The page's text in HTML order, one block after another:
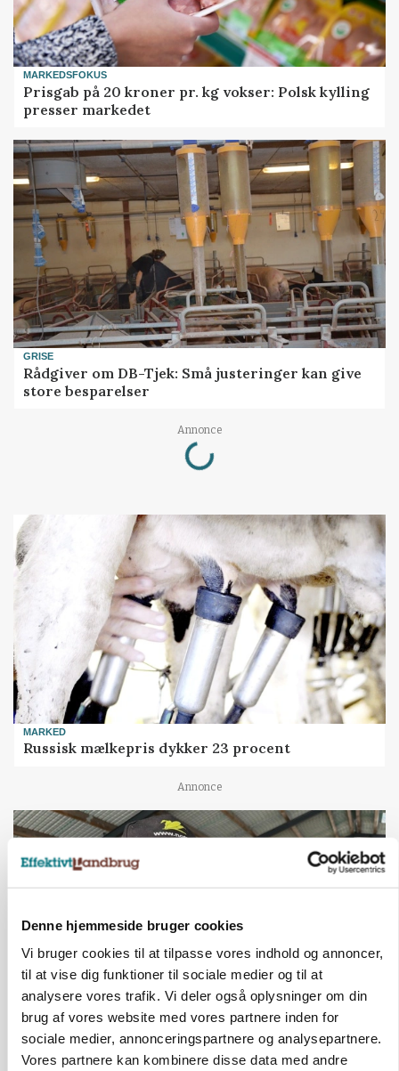
Denne hjemmeside bruger cookies
Vi bruger cookies til at tilpasse vores indhold og annoncer,
til at vise dig funktioner til sociale medier og til at
analysere vores trafik. Vi deler også oplysninger om din
brug af vores website med vores partnere inden for
sociale medier, annonceringspartnere og analysepartnere.
Vores partnere kan kombinere disse data med andre
MARKEDSFOKUS
Prisgab på 20 kroner pr. kg vokser: Polsk kylling
presser markedet
GRISE
Rådgiver om DB-Tjek: Små justeringer kan give
store besparelser
Annonce
Loading...
MARKED
Russisk mælkepris dykker 23 procent
Annonce
POLITIK
»Nu stopper I«: Landbrugsdebattør og
protestgruppe vil demonstrere mod ny